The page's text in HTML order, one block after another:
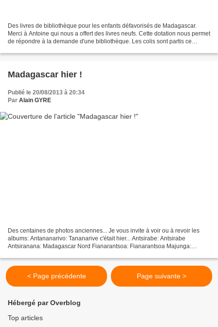
Des livres de bibliothèque pour les enfants défavorisés de Madagascar.
Merci à Antoine qui nous a offert des livres neufs. Cette dotation nous permet
de répondre à la demande d'une bibliothèque. Les colis sont partis ce
Madagascar hier !
Publié le 20/08/2013 à 20:34
Par Alain GYRE
Des centaines de photos anciennes... Je vous invite à voir ou à revoir les
albums: Antananarivo: Tananarive c'était hier... Antsirabe: Antsirabe
Antsiranana: Madagascar Nord Fianarantsoa: Fianarantsoa Majunga:
< Page précédente Page suivante >
Hébergé par Overblog
Top articles